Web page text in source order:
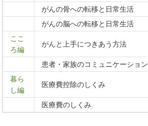
がんの骨への転移と日常生活
がんの脳への転移と日常生活
ここ
ろ編
がんと上手につきあう方法
患者・家族のコミュニケーション
暮ら
し編
医療費控除のしくみ
医療費のしくみ